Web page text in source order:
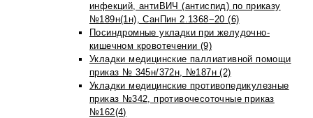
инфекций, антиВИЧ (антиспид) по приказу
№189н(1н), СанПин 2.1368−20 (6)
Посиндромные укладки при желудочно-
кишечном кровотечении (9)
Укладки медицинские паллиативной помощи
приказ № 345н/372н, №187н (2)
Укладки медицинские противопедикулезные
приказ №342, противочесоточные приказ
№162(4)